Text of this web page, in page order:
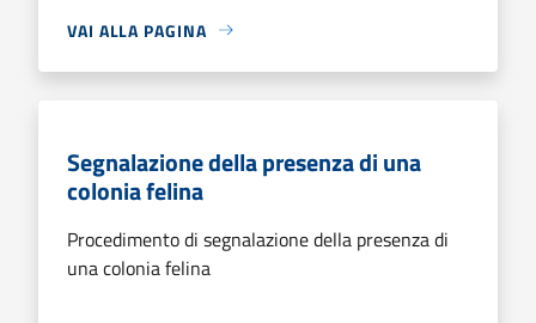
VAI ALLA PAGINA
Segnalazione della presenza di una
colonia felina
Procedimento di segnalazione della presenza di
una colonia felina